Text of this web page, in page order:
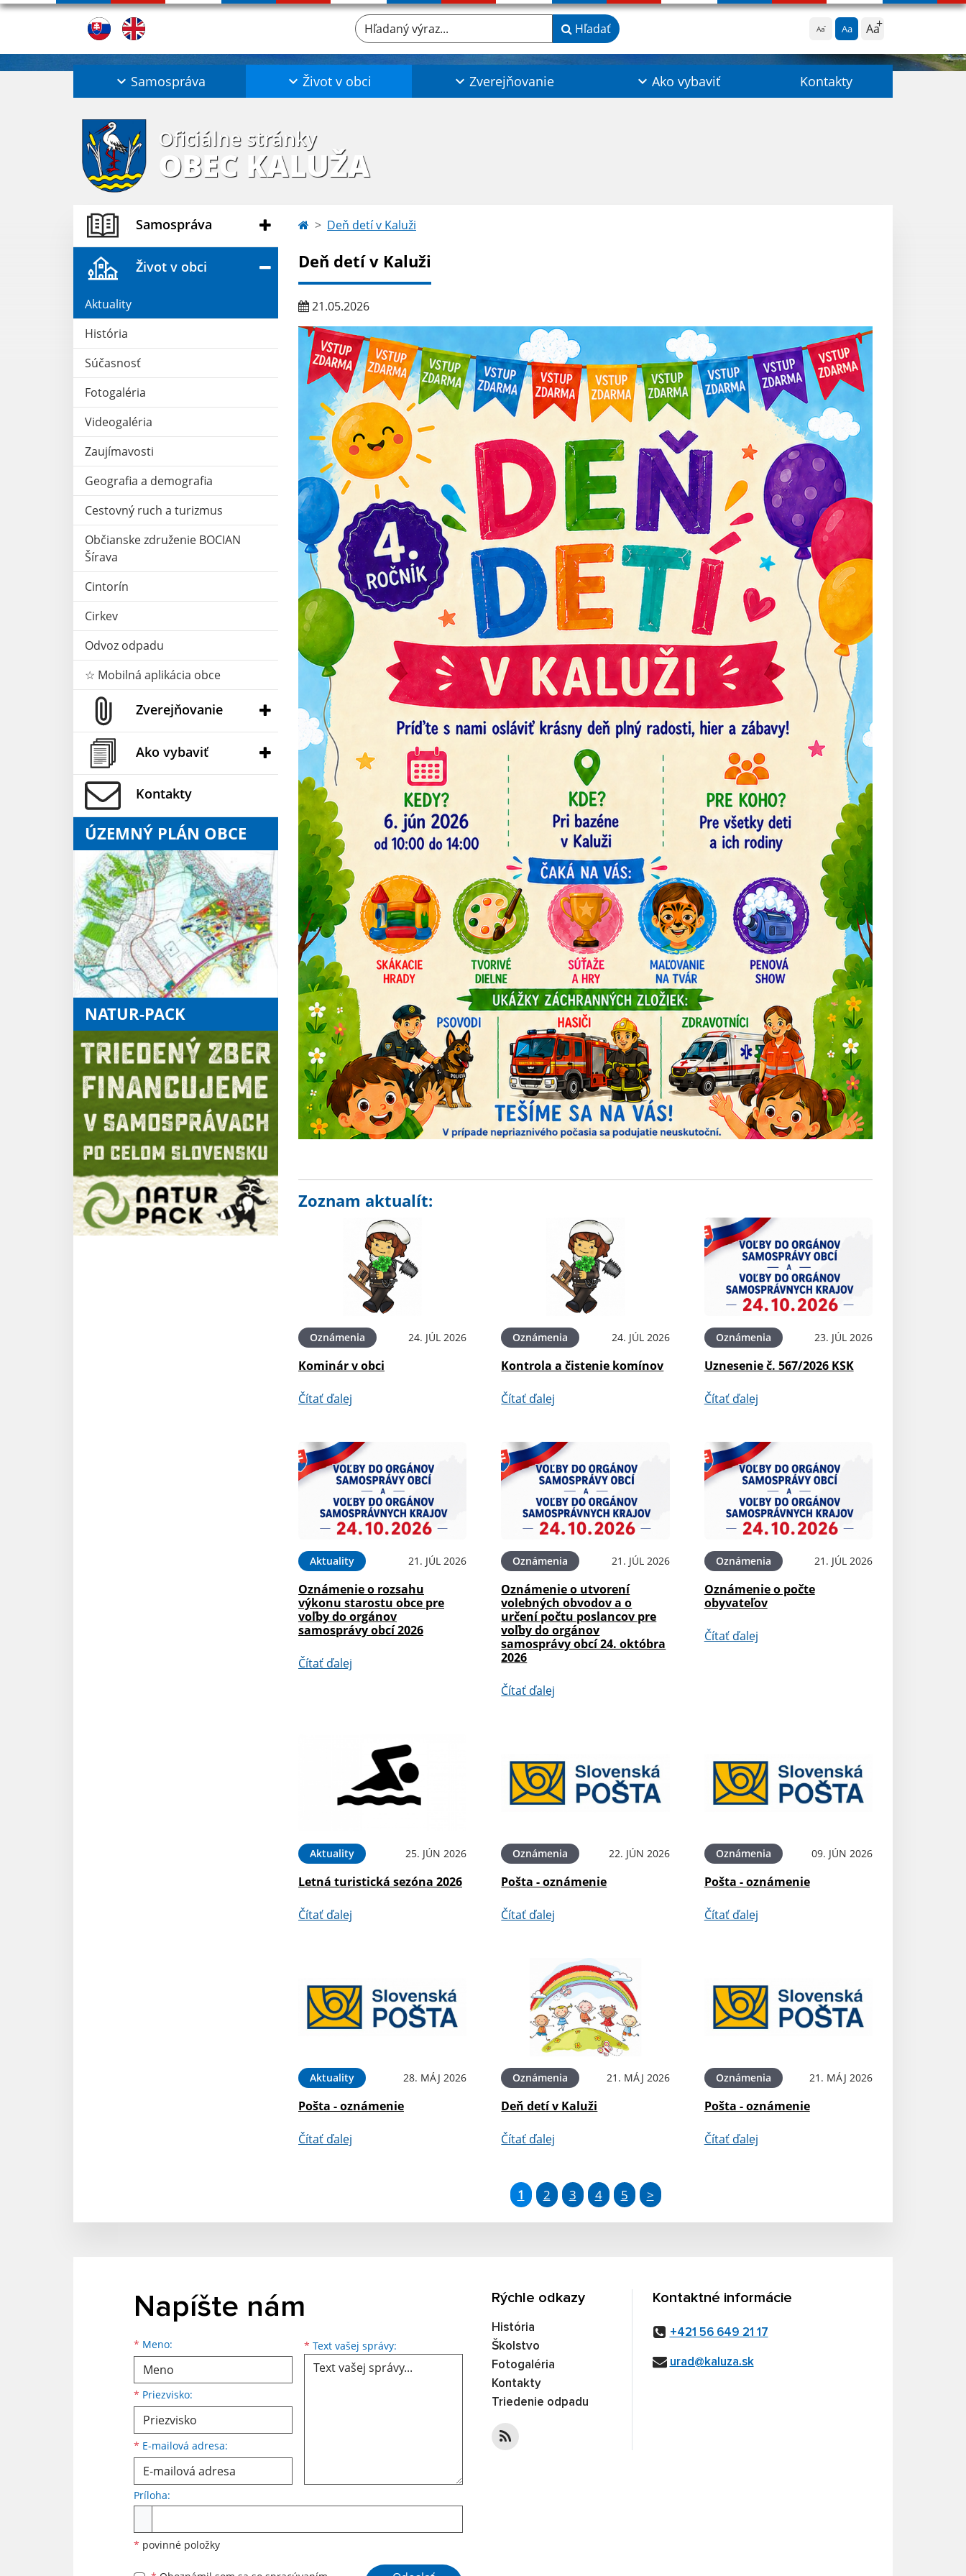
Aa Aa Aa
Hľadaný výraz... Hľadať
Samospráva Život v obci Zverejňovanie Ako vybaviť Kontakty
Oficiálne stránky
OBEC KALUŽA
Samospráva
Život v obci
Aktuality
História
Súčasnosť
Fotogaléria
Videogaléria
Zaujímavosti
Geografia a demografia
Cestovný ruch a turizmus
Občianske združenie BOCIAN
Šírava
Cintorín
Cirkev
Odvoz odpadu
☆ Mobilná aplikácia obce
Zverejňovanie
Ako vybaviť
Kontakty
ÚZEMNÝ PLÁN OBCE
NATUR-PACK
Deň detí v Kaluži
Deň detí v Kaluži
21.05.2026
Zoznam aktualít:
Oznámenia 24. JÚL 2026
Kominár v obci
Čítať ďalej
Oznámenia 24. JÚL 2026
Kontrola a čistenie komínov
Čítať ďalej
Oznámenia 23. JÚL 2026
Uznesenie č. 567/2026 KSK
Čítať ďalej
Aktuality 21. JÚL 2026
Oznámenie o rozsahu
výkonu starostu obce pre
voľby do orgánov
samosprávy obcí 2026
Čítať ďalej
Oznámenia 21. JÚL 2026
Oznámenie o utvorení
volebných obvodov a o
určení počtu poslancov pre
voľby do orgánov
samosprávy obcí 24. októbra
2026
Čítať ďalej
Oznámenia 21. JÚL 2026
Oznámenie o počte
obyvateľov
Čítať ďalej
Aktuality 25. JÚN 2026
Letná turistická sezóna 2026
Čítať ďalej
Oznámenia 22. JÚN 2026
Pošta - oznámenie
Čítať ďalej
Oznámenia 09. JÚN 2026
Pošta - oznámenie
Čítať ďalej
Aktuality 28. MÁJ 2026
Pošta - oznámenie
Čítať ďalej
Oznámenia 21. MÁJ 2026
Deň detí v Kaluži
Čítať ďalej
Oznámenia 21. MÁJ 2026
Pošta - oznámenie
Čítať ďalej
1 2 3 4 5 >
Napíšte nám
* Meno:
Meno
* Priezvisko:
Priezvisko
* E-mailová adresa:
E-mailová adresa * Text vašej správy: Text vašej správy...
Príloha:
* povinné položky
Google reCaptcha Response
Rýchle odkazy
História
Školstvo
Fotogaléria
Kontakty
Triedenie odpadu
Kontaktné informácie
+421 56 649 21 17
urad@kaluza.sk